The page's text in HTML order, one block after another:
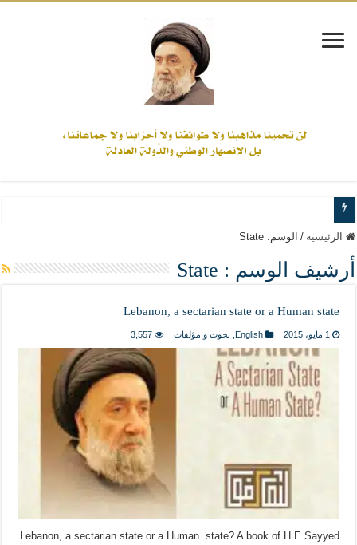
www.alamine.net
مواقف وآراء العلاّمة السيد علي الأمين من الأحداث والقضايا - اضغط للاطلاع
إذا كان التسنن هو الإيمان بسنة رسول الله ( صلى الله عليه وآله) فكلّ
علاقات المذاهب والأديان لا يجوز أن تكون على حساب الأوطان
لن تحمينا مذاهبنا ولا طوائفنا ولا أحزابنا ولا جماعاتنا، بل الإنصهار الوطني والدولة
المذاهب ليست قدرًا لا يمكن تجاوزه
ليست المنفعة تأتي من إسلامية النّظام كما لا تأتي المضرة من مسيحية النظام
المتهاون بوطنه متهاون بدينه حتماً
نسج العلاقة مع الآخر تكون من خلال منظومة القيم و المبادئ الانسانية التي تجعل
الرئيسية / الوسم: State
أرشيف الوسم : State
Lebanon, a sectarian state or a Human state
1 مايو، 2015 English
, بحوث و مؤلفات 3,557
Lebanon, a sectarian state or a Human state? A book of H.E Sayyed